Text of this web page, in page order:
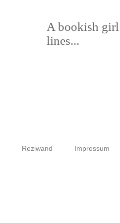
A bookish
lines...
Reziwand Impressum